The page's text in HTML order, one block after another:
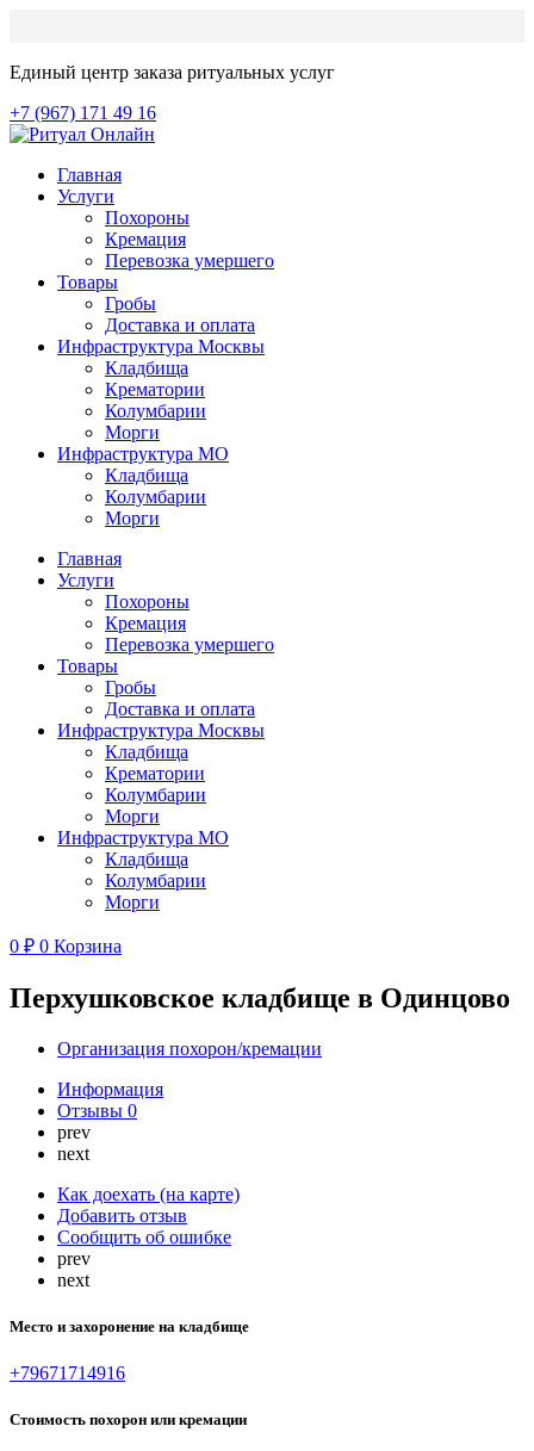
Единый центр заказа ритуальных услуг
+7 (967) 171 49 16
Главная
Услуги
Похороны
Кремация
Перевозка умершего
Товары
Гробы
Доставка и оплата
Инфраструктура Москвы
Кладбища
Крематории
Колумбарии
Морги
Инфраструктура МО
Кладбища
Колумбарии
Морги
Главная
Услуги
Похороны
Кремация
Перевозка умершего
Товары
Гробы
Доставка и оплата
Инфраструктура Москвы
Кладбища
Крематории
Колумбарии
Морги
Инфраструктура МО
Кладбища
Колумбарии
Морги
0 ₽ 0 Корзина
Перхушковское кладбище в Одинцово
Организация похорон/кремации
Информация
Отзывы 0
prev
next
Как доехать (на карте)
Добавить отзыв
Сообщить об ошибке
prev
next
Место и захоронение на кладбище
+79671714916
Стоимость похорон или кремации